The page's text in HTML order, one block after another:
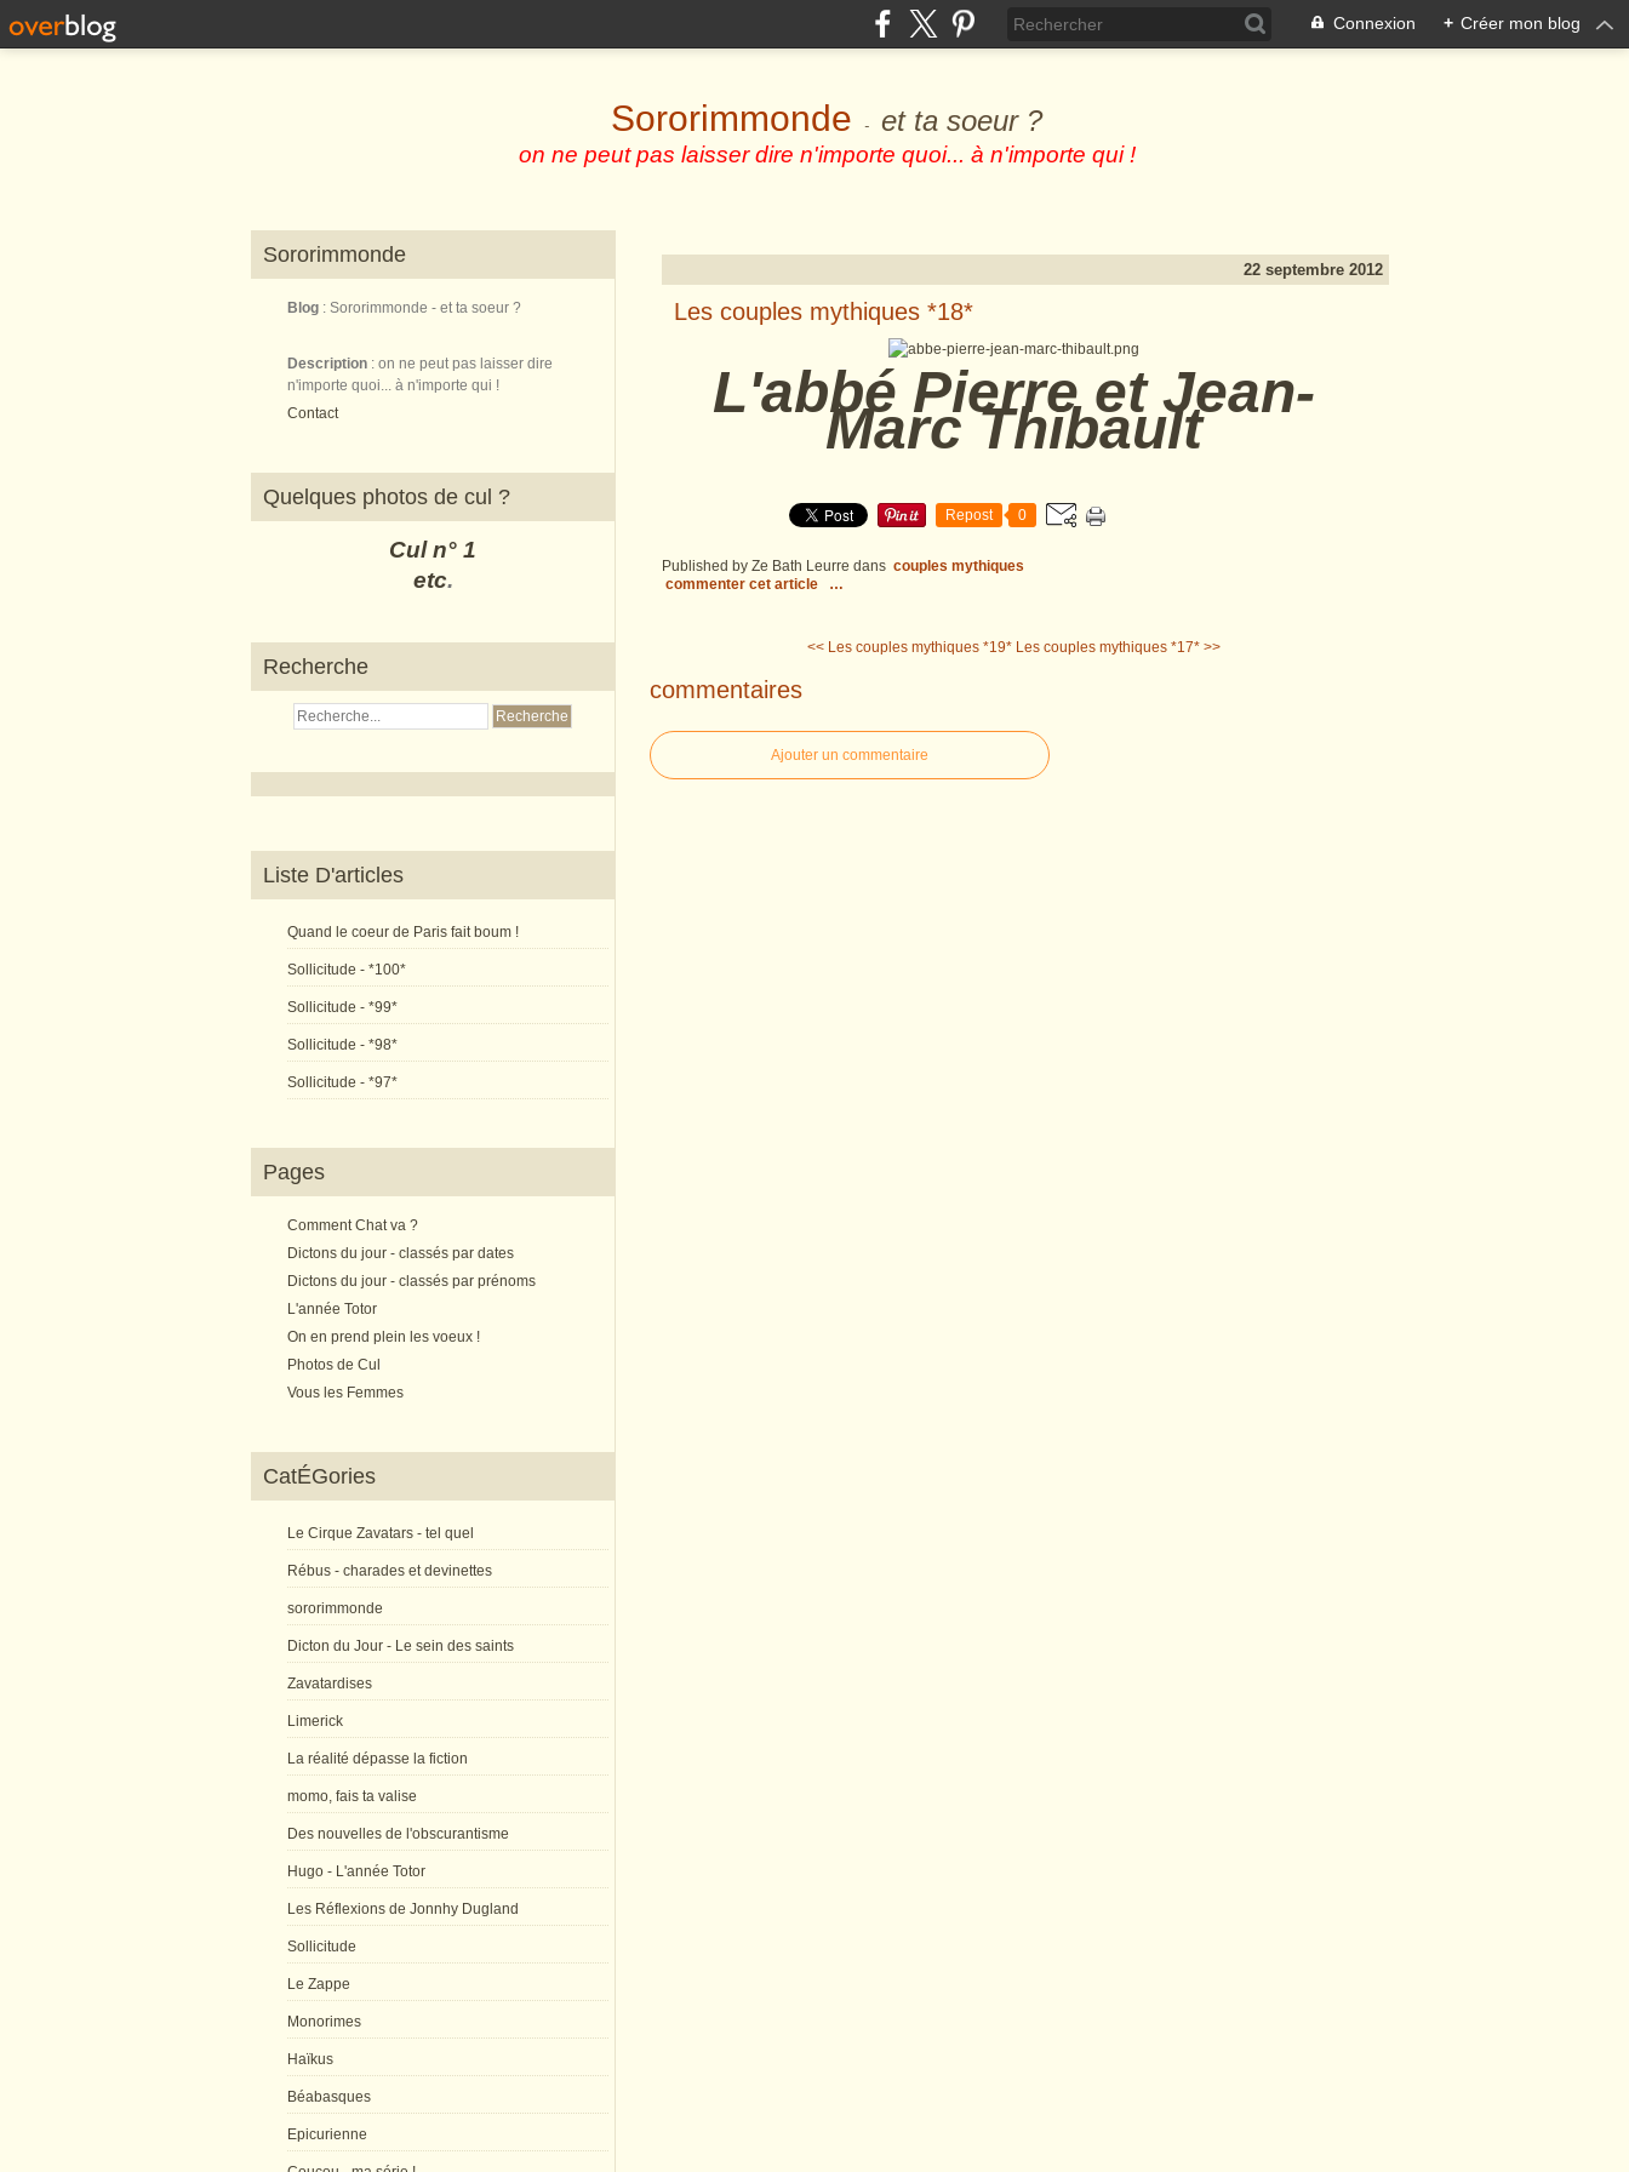
Connexion + Créer mon blog
Sororimmonde - et ta soeur ?
on ne peut pas laisser dire n'importe quoi... à n'importe qui !
Sororimmonde
Blog : Sororimmonde - et ta soeur ?
Description : on ne peut pas laisser dire
n'importe quoi... à n'importe qui !
Contact
Quelques photos de cul ?
Cul n° 1
etc.
Recherche
Liste D'articles
Quand le coeur de Paris fait boum !
Sollicitude - *100*
Sollicitude - *99*
Sollicitude - *98*
Sollicitude - *97*
Pages
Comment Chat va ?
Dictons du jour - classés par dates
Dictons du jour - classés par prénoms
L'année Totor
On en prend plein les voeux !
Photos de Cul
Vous les Femmes
CatÉGories
Le Cirque Zavatars - tel quel
Rébus - charades et devinettes
sororimmonde
Dicton du Jour - Le sein des saints
Zavatardises
Limerick
La réalité dépasse la fiction
momo, fais ta valise
Des nouvelles de l'obscurantisme
Hugo - L'année Totor
Les Réflexions de Jonnhy Dugland
Sollicitude
Le Zappe
Monorimes
Haïkus
Béabasques
Epicurienne
22 septembre 2012
Les couples mythiques *18*
L'abbé Pierre et Jean-
Marc Thibault
Repost 0
Published by Ze Bath Leurre dans couples mythiques
commenter cet article
…
<< Les couples mythiques *19* Les couples mythiques *17* >>
commentaires
Ajouter un commentaire